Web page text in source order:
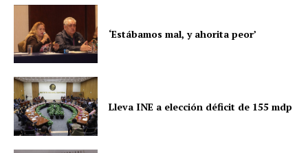
‘Estábamos mal, y ahorita peor’
Lleva INE a elección déficit de 155 mdp